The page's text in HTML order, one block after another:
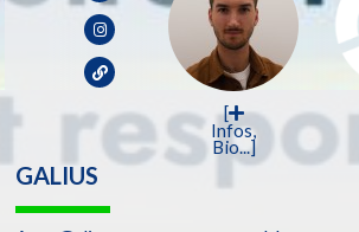
[
Infos,
Bio...]
GALIUS